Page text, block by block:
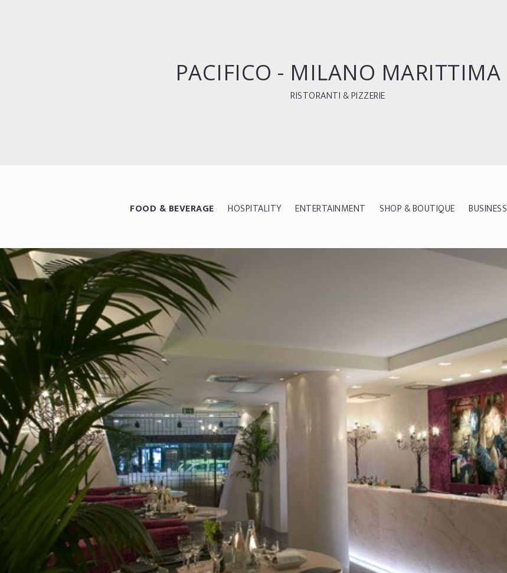
PACIFICO - MILANO MARITTIMA
RISTORANTI & PIZZERIE
FOOD & BEVERAGE HOSPITALITY ENTERTAINMENT SHOP & BOUTIQUE BUSINESS